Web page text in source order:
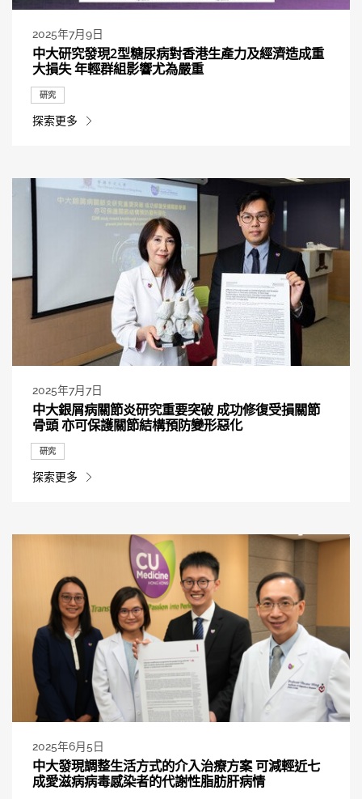
2025年7月9日
中大研究發現2型糖尿病對香港生產力及經濟造成重
大損失 年輕群組影響尤為嚴重
研究
探索更多
2025年7月7日
中大銀屑病關節炎研究重要突破 成功修復受損關節
骨頭 亦可保護關節結構預防變形惡化
研究
探索更多
2025年6月5日
中大發現調整生活方式的介入治療方案 可減輕近七
成愛滋病病毒感染者的代謝性脂肪肝病情